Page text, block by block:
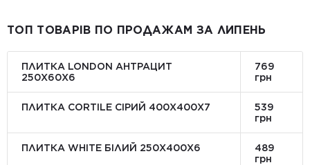
ТОП ТОВАРІВ ПО ПРОДАЖАМ ЗА ЛИПЕНЬ
ПЛИТКА LONDON АНТРАЦИТ
250Х60Х6
769
грн
ПЛИТКА CORTILE СІРИЙ 400X400X7
539
грн
ПЛИТКА WHITE БІЛИЙ 250Х400Х6
489
грн